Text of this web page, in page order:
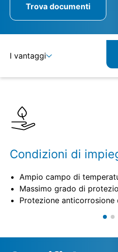
Trova documenti
I vantaggi
Condizioni di
Ampio campo di
Massimo grado di
Protezione